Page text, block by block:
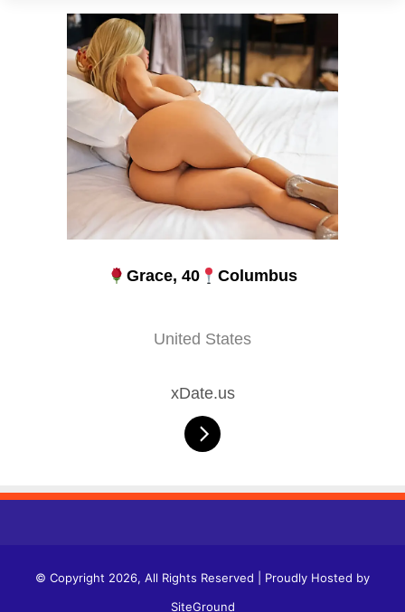
Grace, 40 Columbus
United States
xDate.us
© Copyright 2026, All Rights Reserved | Proudly Hosted by
SiteGround